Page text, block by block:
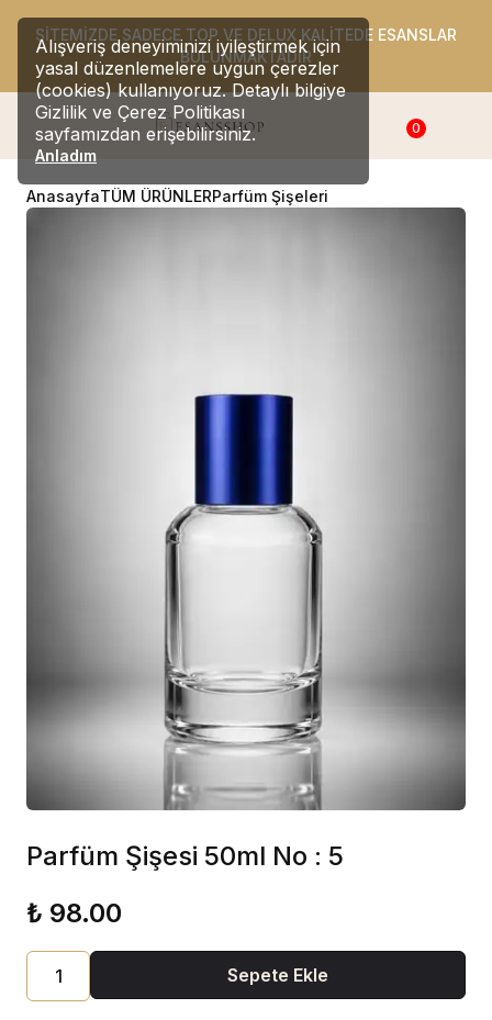
Alışveriş deneyiminizi iyileştirmek için
yasal düzenlemelere uygun çerezler
(cookies) kullanıyoruz. Detaylı bilgiye
Gizlilik ve Çerez Politikası
sayfamızdan erişebilirsiniz.
Anladım
SİTEMİZDE SADECE TOP VE DELUX KALİTEDE ESANSLAR
BULUNMAKTADIR
0
AnasayfaTÜM ÜRÜNLERParfüm Şişeleri
Parfüm Şişesi 50ml No : 5
₺ 98.00
Sepete Ekle